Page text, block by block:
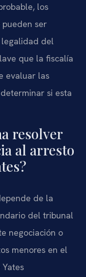
los
ser
legalidad del
que la fiscalía
evaluar las
si esta
resolver
al arresto
de la
del tribunal
negociación o
menores en el